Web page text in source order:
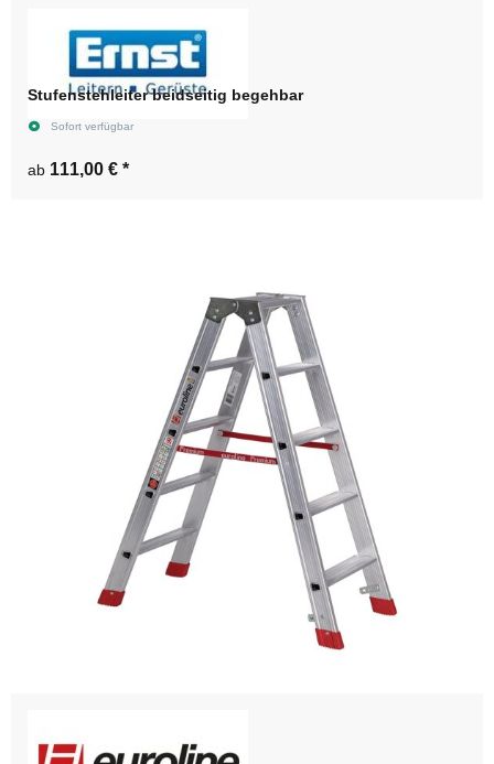
Stufenstehleiter beidseitig begehbar
Sofort verfügbar
ab 111,00 € *